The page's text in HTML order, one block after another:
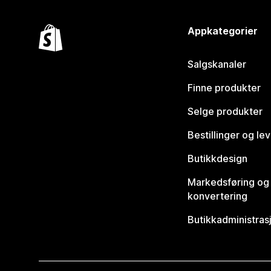
Appkategorier
Salgskanaler
Finne produkter
Selge produkter
Bestillinger og
Butikkdesign
Markedsføring og
konvertering